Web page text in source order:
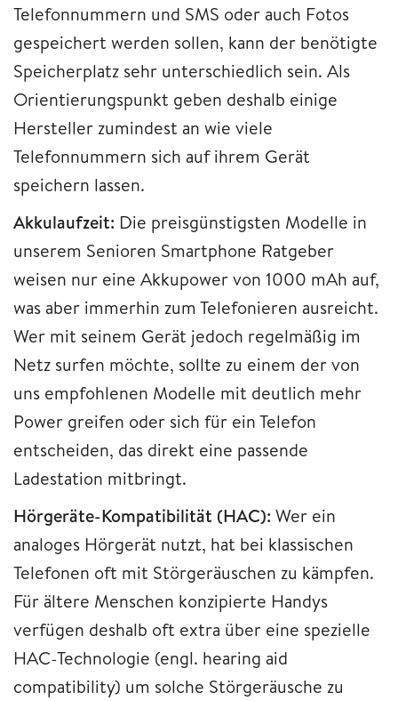
Telefonnummern und SMS oder auch Fotos
gespeichert werden sollen, kann der benötigte
Speicherplatz sehr unterschiedlich sein. Als
Orientierungspunkt geben deshalb einige
Hersteller zumindest an wie viele
Telefonnummern sich auf ihrem Gerät
speichern lassen.
Akkulaufzeit: Die preisgünstigsten Modelle in
unserem Senioren Smartphone Ratgeber
weisen nur eine Akkupower von 1000 mAh auf,
was aber immerhin zum Telefonieren ausreicht.
Wer mit seinem Gerät jedoch regelmäßig im
Netz surfen möchte, sollte zu einem der von
uns empfohlenen Modelle mit deutlich mehr
Power greifen oder sich für ein Telefon
entscheiden, das direkt eine passende
Ladestation mitbringt.
Hörgeräte-Kompatibilität (HAC): Wer ein
analoges Hörgerät nutzt, hat bei klassischen
Telefonen oft mit Störgeräuschen zu kämpfen.
Für ältere Menschen konzipierte Handys
verfügen deshalb oft extra über eine spezielle
HAC-Technologie (engl. hearing aid
compatibility) um solche Störgeräusche zu